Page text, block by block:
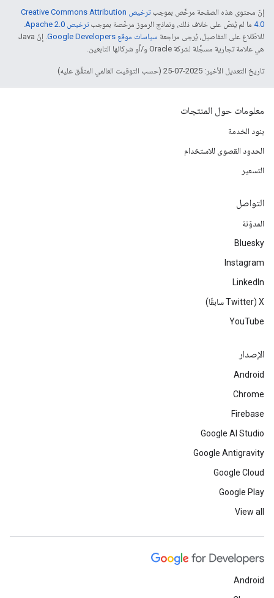
إنّ محتوى هذه الصفحة مرخّص بموجب
ترخيص Creative Commons Attribution
4.0‏ ما لم يُنصّ على خلاف ذلك، ونماذج الرموز مرخّصة بموجبترخيص Apache 2.0‏
.
للاطّلاع على التفاصيل، يُرجى مراجعة سياسات موقع Google Developers‏
. إنّ Java
هي علامة تجارية مسجَّلة لشركة Oracle و/أو شركائها التابعين.
تاريخ التعديل الأخير: 2025-07-25 (حسب التوقيت العالمي المتفَّق عليه)
معلومات حول المنتجات
بنود الخدمة
الحدود القصوى للاستخدام
التسعير
التواصل
المدوّنة
Bluesky
Instagram
LinkedIn
‫X ‏(Twitter سابقًا)
YouTube
الإصدار
Android
Chrome
Firebase
Google AI Studio
Google Antigravity
Google Cloud
Google Play
View all
Android